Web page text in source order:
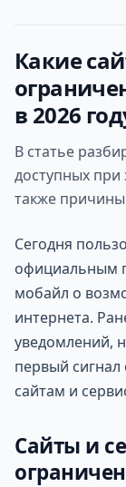
Какие
в 2026
В статье
доступных при
также причины
Сегодня
официальным
мобайл о
интернета.
уведомлений,
первый сигнал
сайтам и
Сайты и